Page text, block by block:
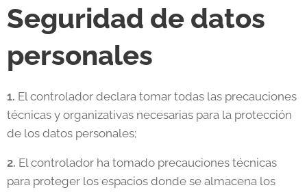
Seguridad de datos
personales
1. El controlador declara tomar todas las precauciones
técnicas y organizativas necesarias para la protección
de los datos personales;
2. El controlador ha tomado precauciones técnicas
para proteger los espacios donde se almacena los